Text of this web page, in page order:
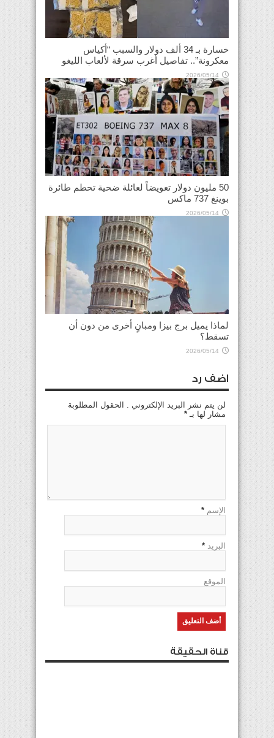
خسارة بـ 34 ألف دولار والسبب “أكياس
معكرونة”.. تفاصيل أغرب سرقة لألعاب الليغو
2026/05/14
50 مليون دولار تعويضاً لعائلة ضحية تحطم طائرة
بوينغ 737 ماكس
2026/05/14
لماذا يميل برج بيزا ومبانٍ أخرى من دون أن
تسقط؟
2026/05/14
اضف رد
لن يتم نشر البريد الإلكتروني . الحقول المطلوبة
مشار لها بـ *
الإسم *
البريد *
الموقع
قناة الحقيقة